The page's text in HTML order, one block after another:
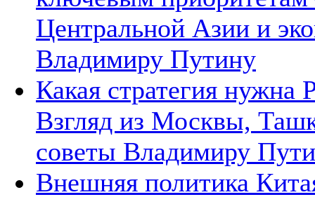
Центральной Азии и
Владимиру Путину
Какая стратегия нужна
Взгляд из Москвы,
советы Владимиру
Внешняя политика